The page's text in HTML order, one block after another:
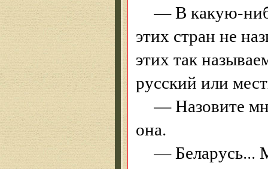
— В какую-
этих стран не
этих так
русский или
— Назовите
она.
— Беларусь...